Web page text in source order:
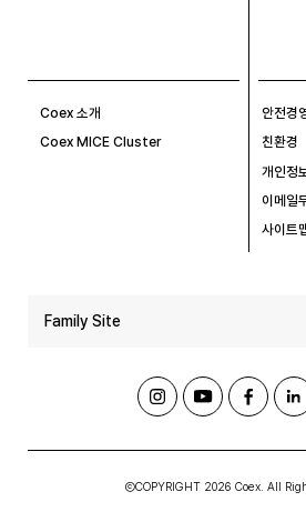
Coex 소개
Coex MICE Cluster
안전경
친환경
개인정
이메일
사이트
Family Site
ⒸCOPYRIGHT 2026 Coex. All